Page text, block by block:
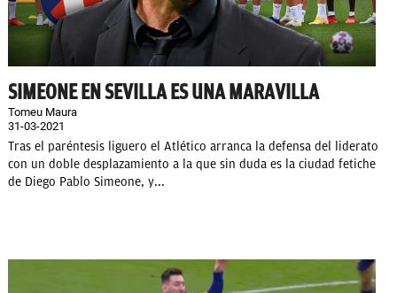
SIMEONE EN SEVILLA ES UNA MARAVILLA
Tomeu Maura
31-03-2021
Tras el paréntesis liguero el Atlético arranca la defensa del liderato
con un doble desplazamiento a la que sin duda es la ciudad fetiche
de Diego Pablo Simeone, y...